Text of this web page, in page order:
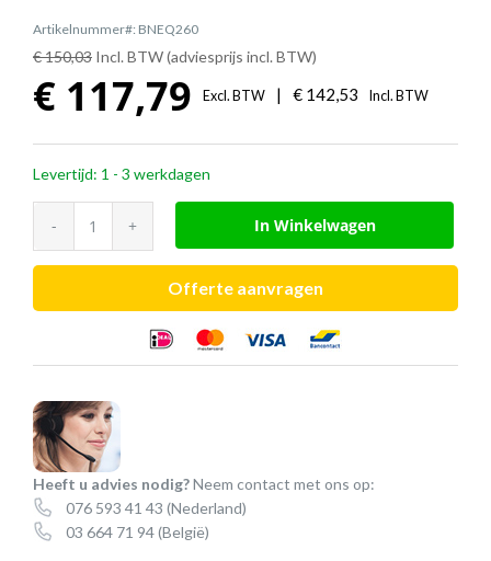
Artikelnummer#: BNEQ260
€ 150,03 Incl. BTW (adviesprijs incl. BTW)
€ 117,79 Excl. BTW | € 142,53 Incl. BTW
Levertijd: 1 - 3 werkdagen
Q
laptopstandaard
In Winkelwagen
Offerte aanvragen
Heeft u advies nodig?Neem contact met ons op:
076 593 41 43 (Nederland)
03 664 71 94(België)